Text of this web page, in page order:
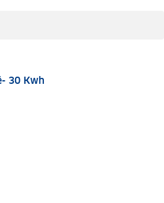
61 kW, Elektrisch, 5 deuren
30 Kwh